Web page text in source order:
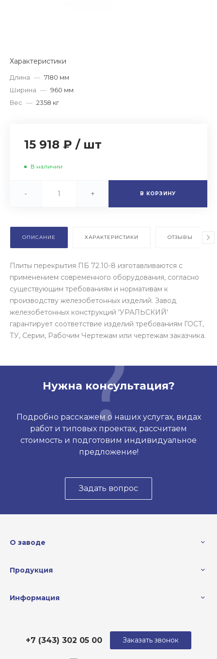
Характеристики
Длина — 7180 мм
Ширина — 960 мм
Вес — 2358 кг
15 918 ₽ / шт
В наличии
- + В КОРЗИНУ
ОПИСАНИЕ ХАРАКТЕРИСТИКИ ОТЗЫВЫ
Плиты перекрытия ПБ 72.10-8 изготавливаются с
применением современного оборудования, согласно
существующим требованиям и нормативам к
производству железобетонных изделий. Завод
железобетонных конструкций 'УРАЛЬСКИЙ'
гарантирует соответствие изделий требованиям ГОСТ,
ТУ, Серии, Рабочим Чертежам или чертежам заказчика.
Нужна консультация?
Подробно расскажем о наших услугах, видах
работ и типовых проектах, рассчитаем
стоимость и подготовим индивидуальное
предложение!
Задать вопрос
О заводе
Продукция
Информация
+7 (343) 302 05 00 Заказать звонок